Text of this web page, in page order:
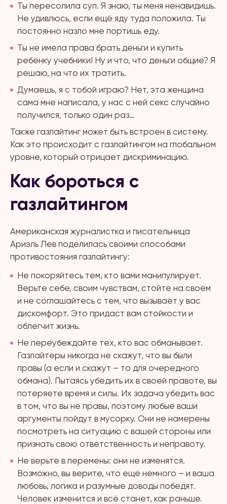
Ты пересолила суп. Я знаю, ты меня ненавидишь.
Не удивлюсь, если ещё яду туда положила. Ты
постоянно назло мне портишь еду.
Ты не имела права брать деньги и купить
ребёнку учебники! Ну и что, что деньги общие? Я
решаю, на что их тратить.
Думаешь, я с тобой играю? Нет, эта женщина
сама мне написала, у нас с ней секс случайно
получился, только один раз…
Также газлайтинг может быть встроен в систему.
Как это происходит с газлайтингом на глобальном
уровне, который отрицает дискриминацию.
Как бороться с
газлайтингом
Американская журналистка и писательница
Ариэль Лев поделилась своими способами
противостояния газлайтингу:
Не покоряйтесь тем, кто вами манипулирует.
Верьте себе, своим чувствам, стойте на своём
и не соглашайтесь с тем, что вызывает у вас
дискомфорт. Это придаст вам стойкости и
облегчит жизнь.
Не переубеждайте тех, кто вас обманывает.
Газлайтеры никогда не скажут, что вы были
правы (а если и скажут – то для очередного
обмана). Пытаясь убедить их в своей правоте, вы
потеряете время и силы. Их задача убедить вас
в том, что вы не правы, поэтому любые ваши
аргументы пойдут в мусорку. Они не намерены
посмотреть на ситуацию с вашей стороны или
признать свою ответственность и неправоту.
Не верьте в перемены: они не изменятся.
Возможно, вы верите, что ещё немного – и ваша
любовь, логика и разумные доводы победят.
Человек изменится и всё станет, как раньше.